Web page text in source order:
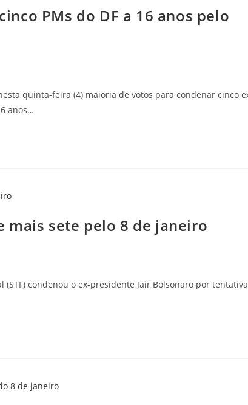
PMs do DF a 16 anos pelo
quinta-feira (4) maioria de votos para condenar cinco
anos…
mais sete pelo 8 de janeiro
condenou o ex-presidente Jair Bolsonaro por tentativa